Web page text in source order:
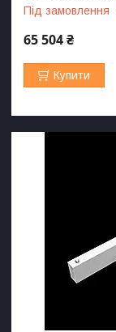
Під замовлення
65 504 ₴
Купити